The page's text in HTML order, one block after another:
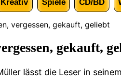
Kreativ Spiele CD/BD
vergessen, gekauft, geliebt
gekauft,
lässt die Leser in